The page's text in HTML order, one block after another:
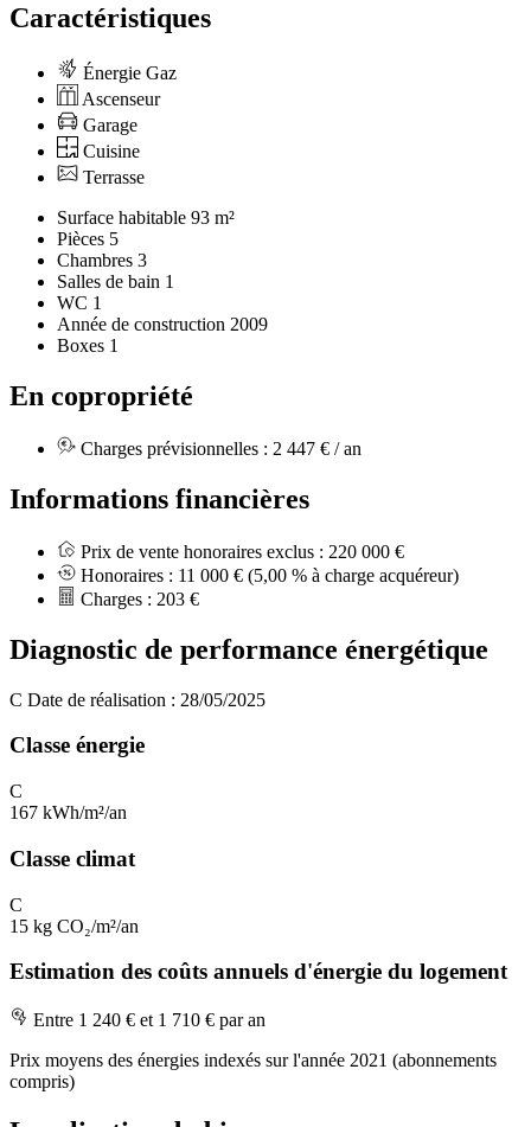
Caractéristiques
Énergie Gaz
Ascenseur
Garage
Cuisine
Terrasse
Surface habitable 93 m²
Pièces 5
Chambres 3
Salles de bain 1
WC 1
Année de construction 2009
Boxes 1
En copropriété
Charges prévisionnelles : 2 447 € / an
Informations financières
Prix de vente honoraires exclus : 220 000 €
Honoraires : 11 000 € (5,00 % à charge acquéreur)
Charges : 203 €
Diagnostic de performance énergétique
C Date de réalisation : 28/05/2025
Classe énergie
C
167 kWh/m²/an
Classe climat
C
15 kg CO₂/m²/an
Estimation des coûts annuels d'énergie du logement
Entre 1 240 € et 1 710 € par an
Prix moyens des énergies indexés sur l'année 2021 (abonnements
compris)